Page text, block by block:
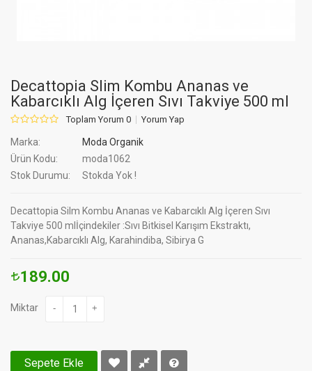
Decattopia Slim Kombu Ananas ve
Kabarcıklı Alg İçeren Sıvı Takviye 500 ml
Toplam Yorum 0 Yorum Yap
Marka:
Moda Organik
Ürün Kodu:
moda1062
Stok Durumu:
Stokda Yok !
Decattopia Silm Kombu Ananas ve Kabarcıklı Alg İçeren Sıvı
Takviye 500 mlİçindekiler :Sıvı Bitkisel Karışım Ekstraktı,
Ananas,Kabarcıklı Alg, Karahindiba, Sibirya G
189.00
Miktar - +
Sepete Ekle